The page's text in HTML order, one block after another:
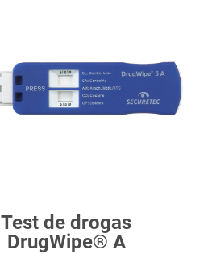
Test de drogas
DrugWipe® A